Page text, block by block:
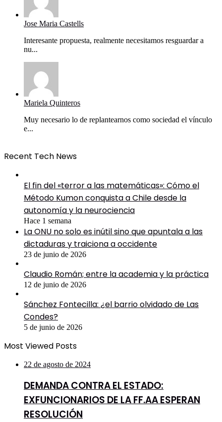
Jose Maria Castells
Interesante propuesta, realmente necesitamos resguardar a
nu...
Mariela Quinteros
Muy necesario lo de replantearnos como sociedad el vínculo
e...
Recent Tech News
El fin del «terror a las matemáticas»: Cómo el
Método Kumon conquista a Chile desde la
autonomía y la neurociencia
Hace 1 semana
La ONU no solo es inútil sino que apuntala a las
dictaduras y traiciona a occidente
23 de junio de 2026
Claudio Román; entre la academia y la práctica
12 de junio de 2026
Sánchez Fontecilla: ¿el barrio olvidado de Las
Condes?
5 de junio de 2026
Most Viewed Posts
22 de agosto de 2024
DEMANDA CONTRA EL ESTADO:
EXFUNCIONARIOS DE LA FF.AA ESPERAN
RESOLUCIÓN